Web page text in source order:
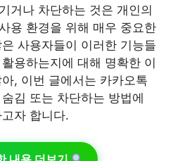
거나 차단하는 것은 개인의
용 환경을 위해 매우 중요한
사용자들이 이러한 기능들
용하는지에 대해 명확한 이
, 이번 글에서는 카카오톡
김 또는 차단하는 방법에
자 합니다.